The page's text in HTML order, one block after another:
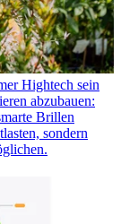
Hightech sein
abzubauen:
Brillen
sondern